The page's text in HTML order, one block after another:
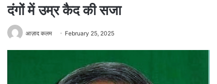
दंगों में उम्र कैद की सजा
आज़ाद कलम February 25, 2025